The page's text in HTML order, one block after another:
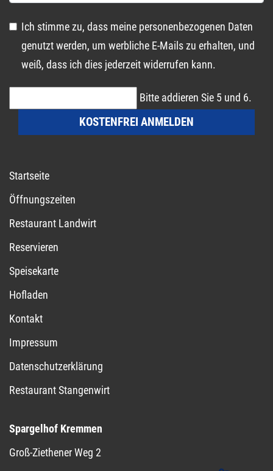
Startseite
Öffnungszeiten
Restaurant Landwirt
Reservieren
Speisekarte
Hofladen
Kontakt
Impressum
Datenschutzerklärung
Restaurant Stangenwirt
Spargelhof Kremmen
Groß-Ziethener Weg 2
Ich stimme zu, dass meine personenbezogenen Daten
genutzt werden, um werbliche E-Mails zu erhalten, und
weiß, dass ich dies jederzeit widerrufen kann.
Bitte addieren Sie 5 und 6.
KOSTENFREI ANMELDEN